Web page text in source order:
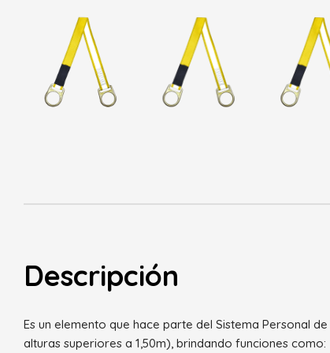
Descripción
Es un elemento que hace parte del Sistema Personal
alturas superiores a 1,50m), brindando funciones como: